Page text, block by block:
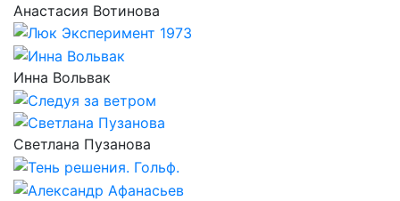
Анастасия Вотинова
Инна Вольвак
Светлана Пузанова